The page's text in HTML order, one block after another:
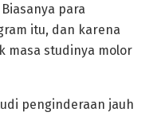
para
itu, dan karena
masa studinya molor
penginderaan jauh